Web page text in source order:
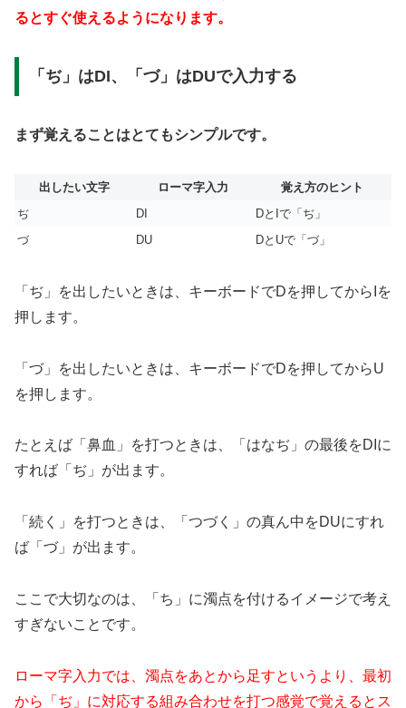
るとすぐ使えるようになります。
「ぢ」はDI、「づ」はDUで入力する
まず覚えることはとてもシンプルです。
出したい文字 ローマ字入力
覚え方のヒント
ぢ
DI
DとIで「ぢ」
づ
DU DとUで「づ」
「ぢ」を出したいときは、キーボードでDを押してからIを
押します。
「づ」を出したいときは、キーボードでDを押してからU
を押します。
たとえば「鼻血」を打つときは、「はなぢ」の最後をDIに
すれば「ぢ」が出ます。
「続く」を打つときは、「つづく」の真ん中をDUにすれ
ば「づ」が出ます。
ここで大切なのは、「ち」に濁点を付けるイメージで考え
すぎないことです。
ローマ字入力では、濁点をあとから足すというより、最初
から「ぢ」に対応する組み合わせを打つ感覚で覚えるとス